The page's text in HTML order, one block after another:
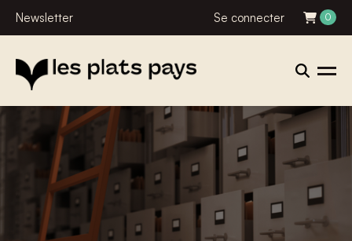
Newsletter Se connecter 0